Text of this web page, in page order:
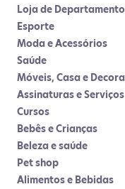
Loja de
Esporte
Moda e Acessórios
Saúde
Móveis, Casa e
Assinaturas e Serviços
Cursos
Bebês e Crianças
Beleza e saúde
Pet shop
Alimentos e Bebidas